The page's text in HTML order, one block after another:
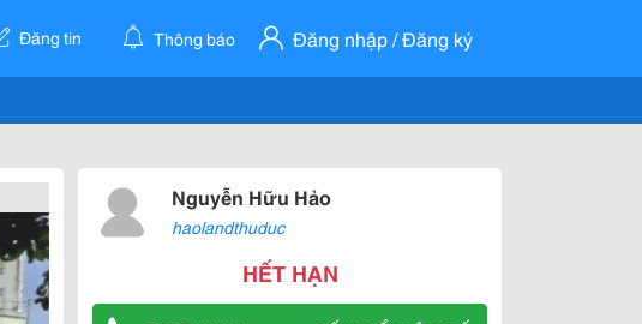
Đăng tin Thông báo Đăng nhập / Đăng ký
Nguyễn Hữu Hảo
haolandthuduc
HẾT HẠN